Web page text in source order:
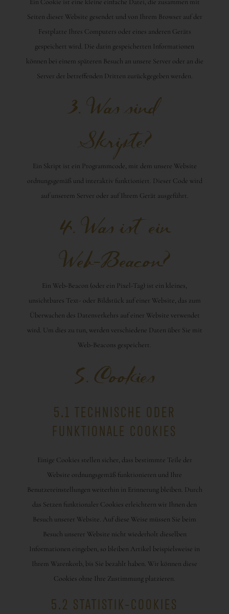
Seiten dieser Website gesendet und von Ihrem Browser auf der
Festplatte Ihres Computers oder eines anderen Geräts
gespeichert wird. Die darin gespeicherten Informationen
können bei einem späteren Besuch an unsere Server oder an die
Server der betreffenden Dritten zurückgegeben werden.
3. Was sind
Skripte?
Ein Skript ist ein Programmcode, mit dem unsere Website
ordnungsgemäß und interaktiv funktioniert. Dieser Code wird
auf unserem Server oder auf Ihrem Gerät ausgeführt.
4. Was ist ein
Web-Beacon?
Ein Web-Beacon (oder ein Pixel-Tag) ist ein kleines,
unsichtbares Text- oder Bildstück auf einer Website, das zum
Überwachen des Datenverkehrs auf einer Website verwendet
wird. Um dies zu tun, werden verschiedene Daten über Sie mit
Web-Beacons gespeichert.
5. Cookies
5.1 TECHNISCHE ODER
FUNKTIONALE COOKIES
Einige Cookies stellen sicher, dass bestimmte Teile der
Website ordnungsgemäß funktionieren und Ihre
Benutzereinstellungen weiterhin in Erinnerung bleiben. Durch
das Setzen funktionaler Cookies erleichtern wir Ihnen den
Besuch unserer Website. Auf diese Weise müssen Sie beim
Besuch unserer Website nicht wiederholt dieselben
Informationen eingeben, so bleiben Artikel beispielsweise in
Ihrem Warenkorb, bis Sie bezahlt haben. Wir können diese
Cookies ohne Ihre Zustimmung platzieren.
5.2 STATISTIK-COOKIES